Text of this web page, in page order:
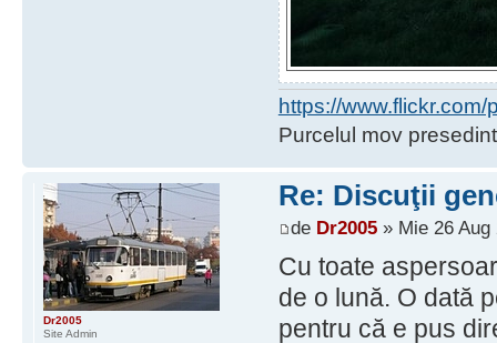
https://
Purcelul mov
Re: Discuţii
de Dr2005» Mie 26 Aug
Cu toate
de o lună. O dată
pentru că e pus
Dr2005
Site Admin